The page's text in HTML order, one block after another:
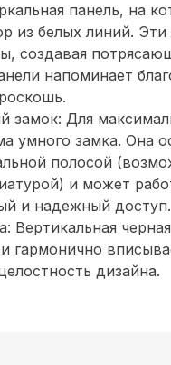
панель, на
из белых линий.
создавая
напоминает
Для
умного замка. Она
полосой
и может
и надежный доступ.
Вертикальная
гармонично
дизайна.